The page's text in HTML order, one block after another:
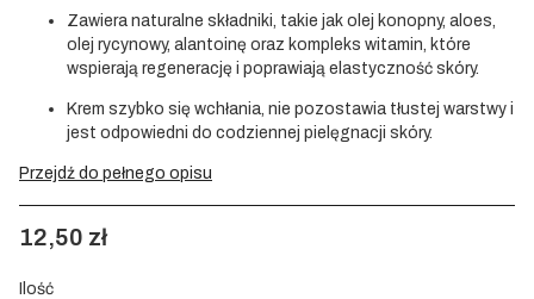
Zawiera naturalne składniki, takie jak olej konopny, aloes,
olej rycynowy, alantoinę oraz kompleks witamin, które
wspierają regenerację i poprawiają elastyczność skóry.
Krem szybko się wchłania, nie pozostawia tłustej warstwy i
jest odpowiedni do codziennej pielęgnacji skóry.
Przejdź do pełnego opisu
Cena
12,50 zł
Ilość